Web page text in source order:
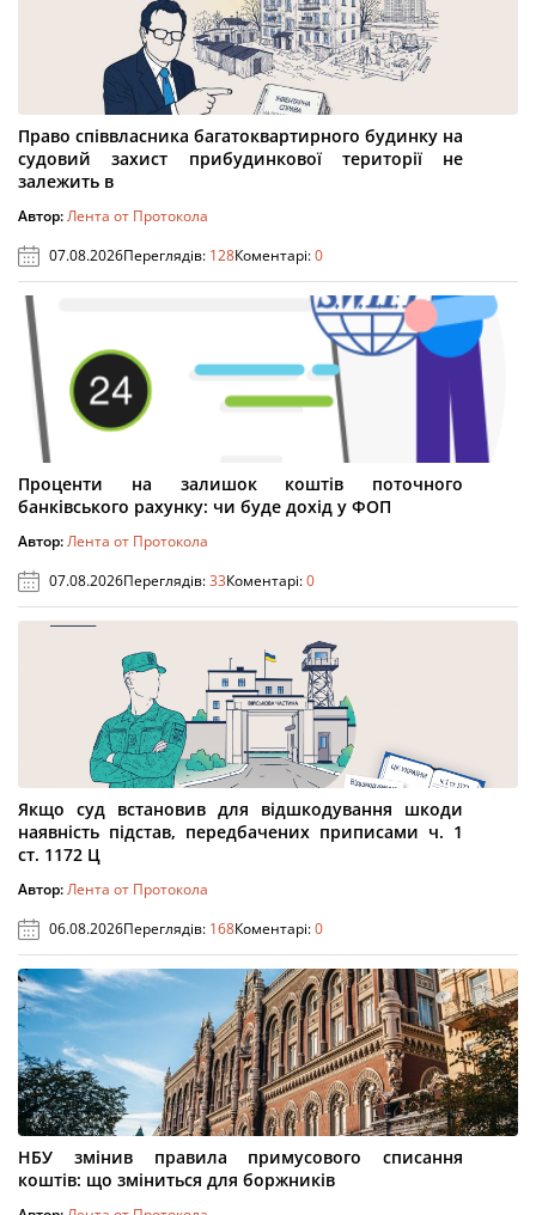
Право співвласника багатоквартирного будинку на
судовий захист прибудинкової території не
залежить в
Автор:Лента от Протокола
07.08.2026Переглядів: 128Коментарі:0
Проценти на залишок коштів поточного
банківського рахунку: чи буде дохід у ФОП
Автор:Лента от Протокола
07.08.2026Переглядів:33Коментарі:0
Якщо суд встановив для відшкодування шкоди
наявність підстав, передбачених приписами ч. 1
ст. 1172 Ц
Автор:Лента от Протокола
06.08.2026Переглядів: 168Коментарі:0
НБУ змінив правила примусового списання
коштів: що зміниться для боржників